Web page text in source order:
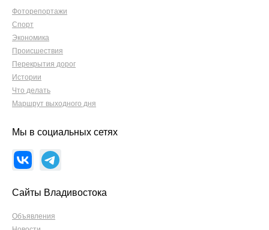
Фоторепортажи
Спорт
Экономика
Происшествия
Перекрытия дорог
Истории
Что делать
Маршрут выходного дня
Мы в социальных сетях
Сайты Владивостока
Объявления